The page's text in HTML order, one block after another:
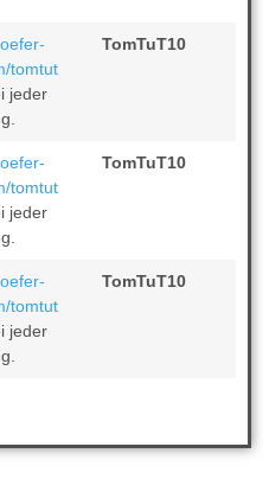
tomtut
jeder
TomTuT10
tomtut
jeder
TomTuT10
tomtut
jeder
TomTuT10